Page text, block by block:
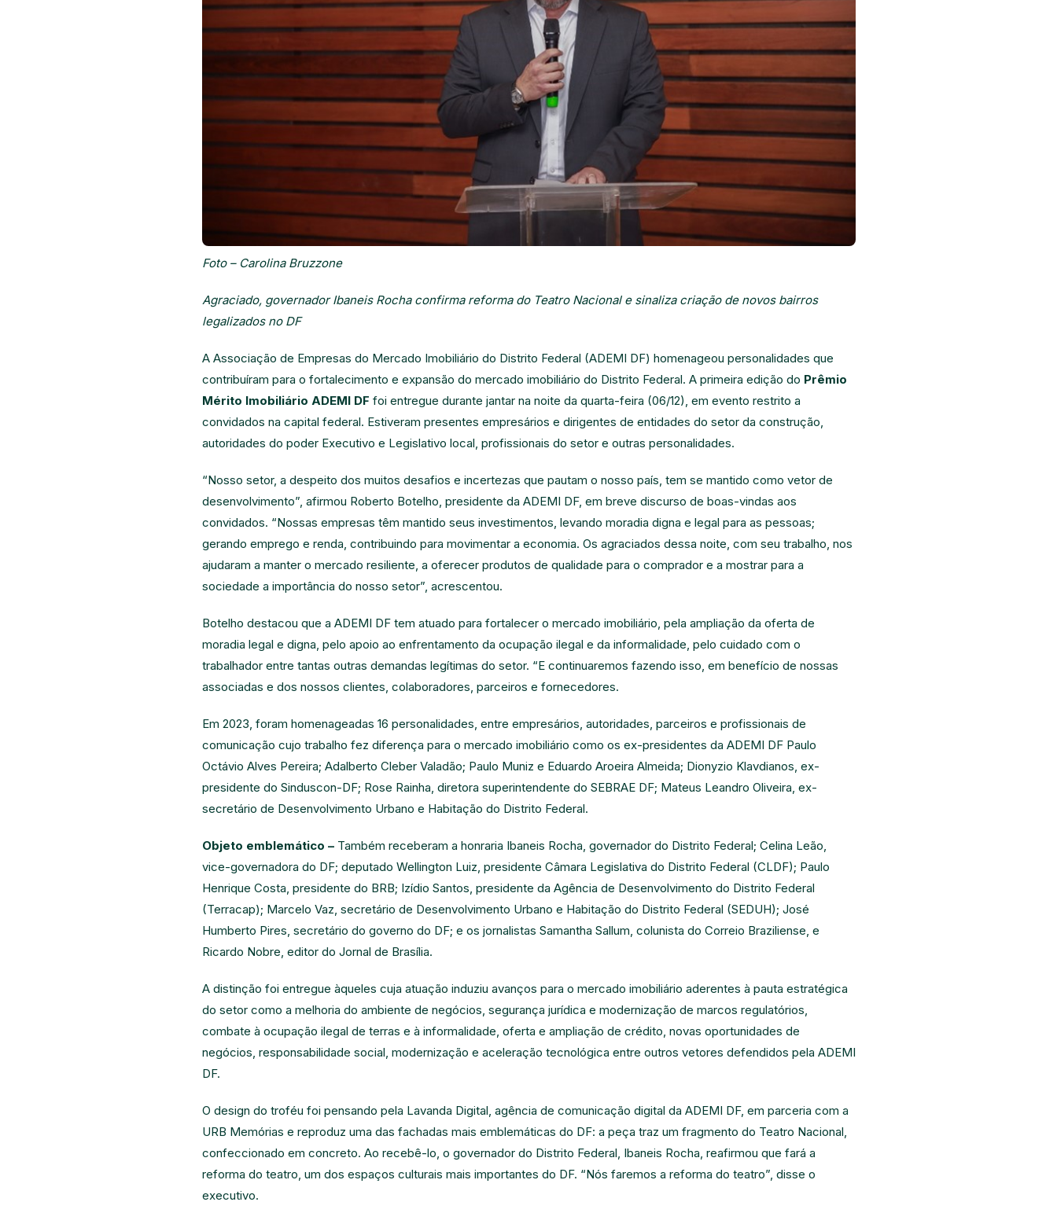
Foto – Carolina Bruzzone
Agraciado, governador Ibaneis Rocha confirma reforma do Teatro Nacional e sinaliza criação de novos bairros
legalizados no DF
A Associação de Empresas do Mercado Imobiliário do Distrito Federal (ADEMI DF) homenageou personalidades que
contribuíram para o fortalecimento e expansão do mercado imobiliário do Distrito Federal. A primeira edição do Prêmio
Mérito Imobiliário ADEMI DF foi entregue durante jantar na noite da quarta-feira (06/12), em evento restrito a
convidados na capital federal. Estiveram presentes empresários e dirigentes de entidades do setor da construção,
autoridades do poder Executivo e Legislativo local, profissionais do setor e outras personalidades.
“Nosso setor, a despeito dos muitos desafios e incertezas que pautam o nosso país, tem se mantido como vetor de
desenvolvimento”, afirmou Roberto Botelho, presidente da ADEMI DF, em breve discurso de boas-vindas aos
convidados. “Nossas empresas têm mantido seus investimentos, levando moradia digna e legal para as pessoas;
gerando emprego e renda, contribuindo para movimentar a economia. Os agraciados dessa noite, com seu trabalho, nos
ajudaram a manter o mercado resiliente, a oferecer produtos de qualidade para o comprador e a mostrar para a
sociedade a importância do nosso setor”, acrescentou.
Botelho destacou que a ADEMI DF tem atuado para fortalecer o mercado imobiliário, pela ampliação da oferta de
moradia legal e digna, pelo apoio ao enfrentamento da ocupação ilegal e da informalidade, pelo cuidado com o
trabalhador entre tantas outras demandas legítimas do setor. “E continuaremos fazendo isso, em benefício de nossas
associadas e dos nossos clientes, colaboradores, parceiros e fornecedores.
Em 2023, foram homenageadas 16 personalidades, entre empresários, autoridades, parceiros e profissionais de
comunicação cujo trabalho fez diferença para o mercado imobiliário como os ex-presidentes da ADEMI DF Paulo
Octávio Alves Pereira; Adalberto Cleber Valadão; Paulo Muniz e Eduardo Aroeira Almeida; Dionyzio Klavdianos, ex-
presidente do Sinduscon-DF; Rose Rainha, diretora superintendente do SEBRAE DF; Mateus Leandro Oliveira, ex-
secretário de Desenvolvimento Urbano e Habitação do Distrito Federal.
Objeto emblemático – Também receberam a honraria Ibaneis Rocha, governador do Distrito Federal; Celina Leão,
vice-governadora do DF; deputado Wellington Luiz, presidente Câmara Legislativa do Distrito Federal (CLDF); Paulo
Henrique Costa, presidente do BRB; Izídio Santos, presidente da Agência de Desenvolvimento do Distrito Federal
(Terracap); Marcelo Vaz, secretário de Desenvolvimento Urbano e Habitação do Distrito Federal (SEDUH); José
Humberto Pires, secretário do governo do DF; e os jornalistas Samantha Sallum, colunista do Correio Braziliense, e
Ricardo Nobre, editor do Jornal de Brasília.
A distinção foi entregue àqueles cuja atuação induziu avanços para o mercado imobiliário aderentes à pauta estratégica
do setor como a melhoria do ambiente de negócios, segurança jurídica e modernização de marcos regulatórios,
combate à ocupação ilegal de terras e à informalidade, oferta e ampliação de crédito, novas oportunidades de
negócios, responsabilidade social, modernização e aceleração tecnológica entre outros vetores defendidos pela ADEMI
DF.
O design do troféu foi pensando pela Lavanda Digital, agência de comunicação digital da ADEMI DF, em parceria com a
URB Memórias e reproduz uma das fachadas mais emblemáticas do DF: a peça traz um fragmento do Teatro Nacional,
confeccionado em concreto. Ao recebê-lo, o governador do Distrito Federal, Ibaneis Rocha, reafirmou que fará a
reforma do teatro, um dos espaços culturais mais importantes do DF. “Nós faremos a reforma do teatro”, disse o
executivo.